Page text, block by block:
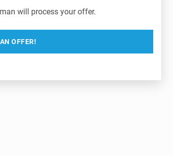
will process your offer.
OFFER!